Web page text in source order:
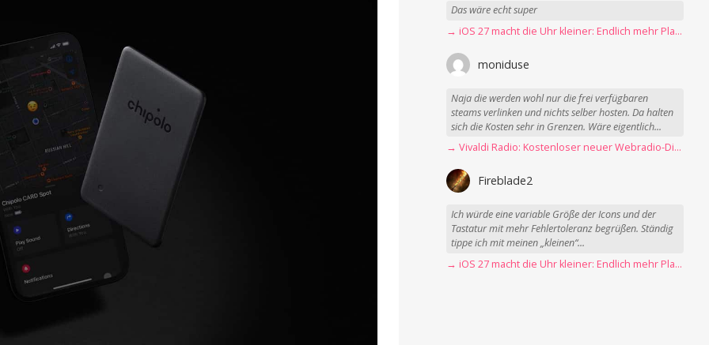
Das wäre echt super
→ iOS 27 macht die Uhr kleiner: Endlich mehr Platz fürs Hintergrundbild
moniduse
Naja die werden wohl nur die frei verfügbaren
steams verlinken und nichts selber hosten. Da halten
sich die Kosten sehr in Grenzen. Wäre eigentlich...
→ Vivaldi Radio: Kostenloser neuer Webradio-Dienst mit Fokus auf Datenschutz
Fireblade2
Ich würde eine variable Größe der Icons und der
Tastatur mit mehr Fehlertoleranz begrüßen. Ständig
tippe ich mit meinen „kleinen“...
→ iOS 27 macht die Uhr kleiner: Endlich mehr Platz fürs Hintergrundbild